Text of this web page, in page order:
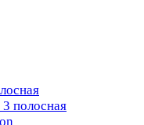
полосная